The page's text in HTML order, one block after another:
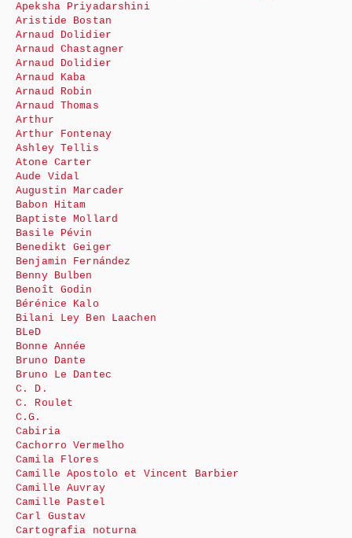
Apeksha Priyadarshini
Aristide Bostan
Arnaud Dolidier
Arnaud Chastagner
Arnaud Dolidier
Arnaud Kaba
Arnaud Robin
Arnaud Thomas
Arthur
Arthur Fontenay
Ashley Tellis
Atone Carter
Aude Vidal
Augustin Marcader
Babon Hitam
Baptiste Mollard
Basile Pévin
Benedikt Geiger
Benjamin Fernández
Benny Bulben
Benoît Godin
Bérénice Kalo
Bilani Ley Ben Laachen
BLeD
Bonne Année
Bruno Dante
Bruno Le Dantec
C. D.
C. Roulet
C.G.
Cabiria
Cachorro Vermelho
Camila Flores
Camille Apostolo et Vincent Barbier
Camille Auvray
Camille Pastel
Carl Gustav
Cartografia noturna